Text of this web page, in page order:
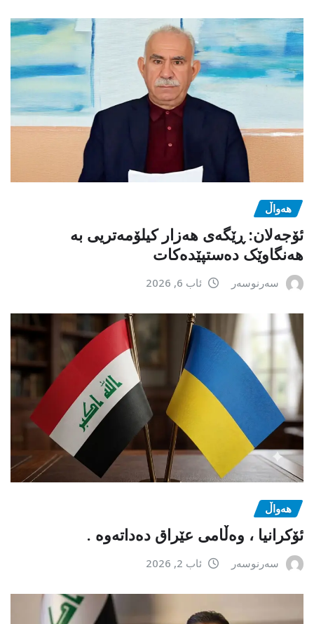
هەواڵ
ئۆجەلان: ڕێگەی هەزار کیلۆمەتریی بە
هەنگاوێک دەستپێدەکات
سەرنوسەر ئاب 6, 2026
هەواڵ
ئۆکرانیا ، وەڵامی عێراق دەداتەوە .
سەرنوسەر ئاب 2, 2026